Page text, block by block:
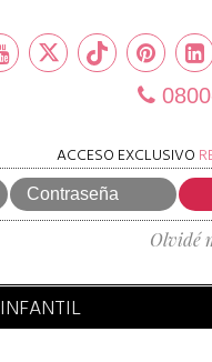
ACCESO EXCLUSIVO
Olvidé
INFANTIL